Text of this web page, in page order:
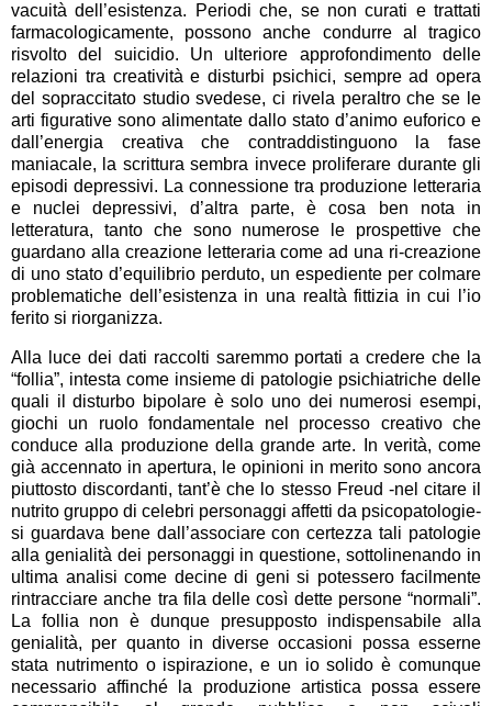
vacuità dell’esistenza. Periodi che, se non curati e trattati
farmacologicamente, possono anche condurre al tragico
risvolto del suicidio. Un ulteriore approfondimento delle
relazioni tra creatività e disturbi psichici, sempre ad opera
del sopraccitato studio svedese, ci rivela peraltro che se le
arti figurative sono alimentate dallo stato d’animo euforico e
dall’energia creativa che contraddistinguono la fase
maniacale, la scrittura sembra invece proliferare durante gli
episodi depressivi. La connessione tra produzione letteraria
e nuclei depressivi, d’altra parte, è cosa ben nota in
letteratura, tanto che sono numerose le prospettive che
guardano alla creazione letteraria come ad una ri-creazione
di uno stato d’equilibrio perduto, un espediente per colmare
problematiche dell’esistenza in una realtà fittizia in cui l’io
ferito si riorganizza.
Alla luce dei dati raccolti saremmo portati a credere che la
“follia”, intesta come insieme di patologie psichiatriche delle
quali il disturbo bipolare è solo uno dei numerosi esempi,
giochi un ruolo fondamentale nel processo creativo che
conduce alla produzione della grande arte. In verità, come
già accennato in apertura, le opinioni in merito sono ancora
piuttosto discordanti, tant’è che lo stesso Freud -nel citare il
nutrito gruppo di celebri personaggi affetti da psicopatologie-
si guardava bene dall’associare con certezza tali patologie
alla genialità dei personaggi in questione, sottolinenando in
ultima analisi come decine di geni si potessero facilmente
rintracciare anche tra fila delle così dette persone “normali”.
La follia non è dunque presupposto indispensabile alla
genialità, per quanto in diverse occasioni possa esserne
stata nutrimento o ispirazione, e un io solido è comunque
necessario affinché la produzione artistica possa essere